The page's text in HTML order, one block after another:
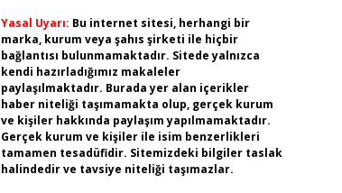
Yasal Uyarı: Bu internet sitesi, herhangi bir
marka, kurum veya şahıs şirketi ile hiçbir
bağlantısı bulunmamaktadır. Sitede yalnızca
kendi hazırladığımız makaleler
paylaşılmaktadır. Burada yer alan içerikler
haber niteliği taşımamakta olup, gerçek kurum
ve kişiler hakkında paylaşım yapılmamaktadır.
Gerçek kurum ve kişiler ile isim benzerlikleri
tamamen tesadüfidir. Sitemizdeki bilgiler taslak
halindedir ve tavsiye niteliği taşımazlar.